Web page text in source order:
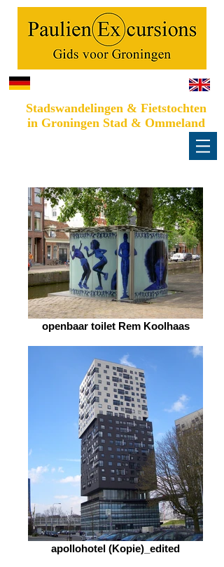
Stadswandelingen & Fietstochten
in Groningen Stad & Ommeland
openbaar toilet Rem Koolhaas
apollohotel (Kopie)_edited